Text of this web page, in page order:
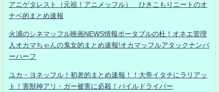
アニゲタレスト（元祖！アニメッフル） ひきこもりニートのオ
ナベ的まとめ速報
火浦のシネマッフル映画NEWS情報ポータブルの杜！オネエ管理
人オカマちゃんの鬼女的まとめ速報!オカマッフルアタックナンバ
ーハーフ
ユカ・ヨネッフル！初老的まとめ速報！！大帝イタチにラリアッ
ト！害獣神アリ・ガー被害に必殺！パイルドライバー